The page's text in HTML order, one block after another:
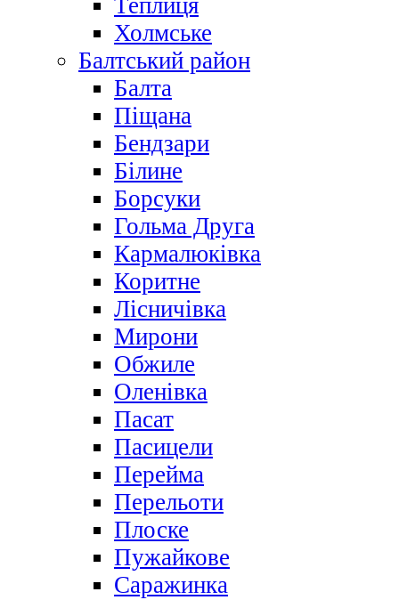
Теплиця
Холмське
Балтський район
Балта
Піщана
Бендзари
Білине
Борсуки
Гольма Друга
Кармалюківка
Коритне
Лісничівка
Мирони
Обжиле
Оленівка
Пасат
Пасицели
Перейма
Перельоти
Плоске
Пужайкове
Саражинка